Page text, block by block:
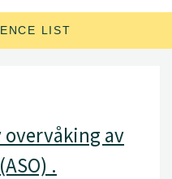
LIST
av
.